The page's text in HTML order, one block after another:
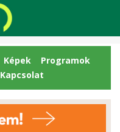
Képek
Programok
Kapcsolat